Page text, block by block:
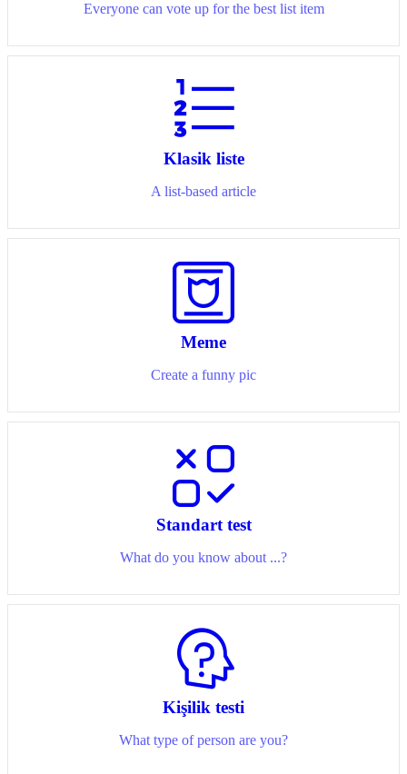
Everyone can vote up for the best list item
Klasik liste
A list-based article
Meme
Create a funny pic
Standart test
What do you know about ...?
Kişilik testi
What type of person are you?